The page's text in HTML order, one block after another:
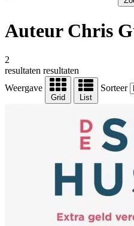
Auteur Chris
2
resultaten resultaten
Weergave
Grid List
Sorteer